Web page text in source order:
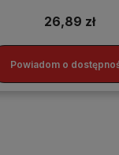
26,89 zł
Powiadom o